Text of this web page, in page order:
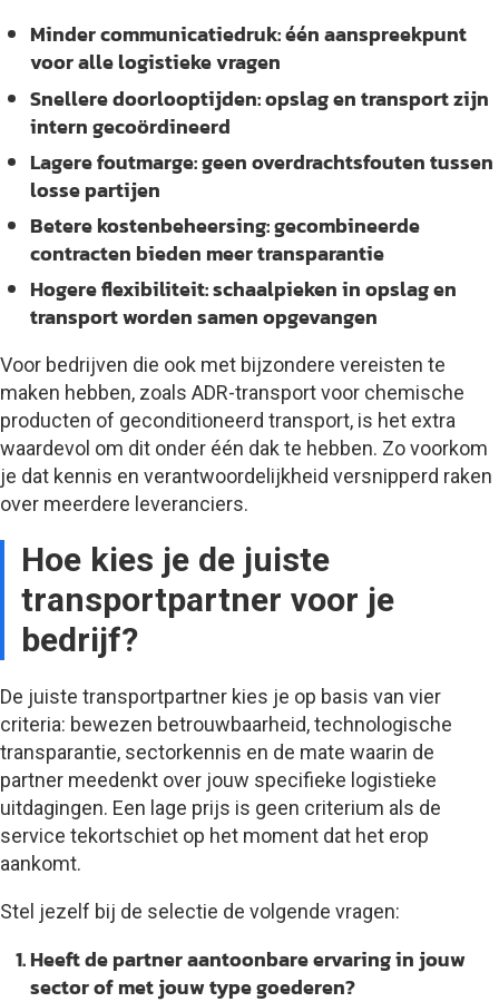
Minder communicatiedruk:één aanspreekpunt
voor alle logistieke vragen
Snellere doorlooptijden:opslag en transport zijn
intern gecoördineerd
Lagere foutmarge:geen overdrachtsfouten tussen
losse partijen
Betere kostenbeheersing:gecombineerde
contracten bieden meer transparantie
Hogere flexibiliteit:schaalpieken in opslag en
transport worden samen opgevangen
Voor bedrijven die ook met bijzondere vereisten te
maken hebben, zoals ADR-transport voor chemische
producten of geconditioneerd transport, is het extra
waardevol om dit onder één dak te hebben. Zo voorkom
je dat kennis en verantwoordelijkheid versnipperd raken
over meerdere leveranciers.
Hoe kies je de juiste
transportpartner voor je
bedrijf?
De juiste transportpartner kies je op basis van vier
criteria: bewezen betrouwbaarheid, technologische
transparantie, sectorkennis en de mate waarin de
partner meedenkt over jouw specifieke logistieke
uitdagingen. Een lage prijs is geen criterium als de
service tekortschiet op het moment dat het erop
aankomt.
Stel jezelf bij de selectie de volgende vragen:
Heeft de partner aantoonbare ervaring in jouw
sector of met jouw type goederen?